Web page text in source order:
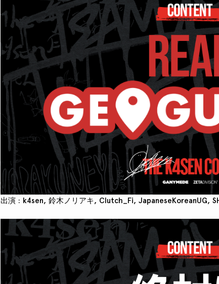
出演 : k4sen, 鈴木ノリアキ, Clutch_Fi, JapaneseKoreanUG,